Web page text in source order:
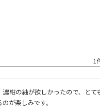
1
紺の紬が欲しかったので、とて
が楽しみです。